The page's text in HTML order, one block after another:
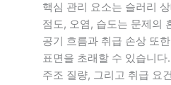
핵심 관리 요소는 슬러리
점도, 오염, 습도는 문제의
공기 흐름과 취급 손상 또
표면을 초래할 수 있습니
주조 질량, 그리고 취급 요